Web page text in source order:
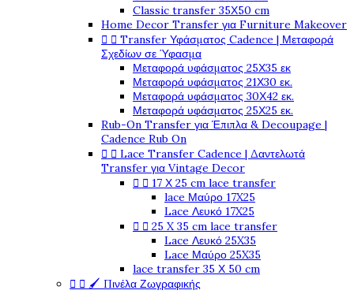
Classic transfer 35Χ50 cm
Home Decor Transfer για Furniture Makeover
  Transfer Υφάσματος Cadence | Μεταφορά
Σχεδίων σε Ύφασμα
Μεταφορά υφάσματος 25Χ35 εκ
Μεταφορά υφάσματος 21Χ30 εκ.
Μεταφορά υφάσματος 30Χ42 εκ.
Μεταφορά υφάσματος 25Χ25 εκ.
Rub-On Transfer για Έπιπλα & Decoupage |
Cadence Rub On
  Lace Transfer Cadence | Δαντελωτά
Transfer για Vintage Decor
  17 Χ 25 cm lace transfer
lace Μαύρο 17X25
Lace Λευκό 17X25
  25 X 35 cm lace transfer
Lace Λευκό 25X35
Lace Μαύρο 25X35
lace transfer 35 Χ 50 cm
  🖌️ Πινέλα Ζωγραφικής